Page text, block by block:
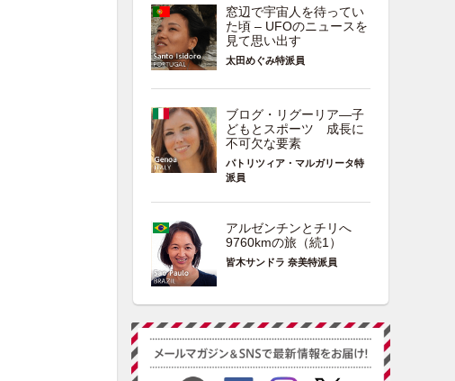
窓辺で宇宙人を待ってい
た頃 – UFOのニュースを
見て思い出す
太田めぐみ特派員
ブログ・リグーリア―子
どもとスポーツ 成長に
不可欠な要素
パトリツィア・マルガリータ特
派員
アルゼンチンとチリへ
9760kmの旅（続1）
皆木サンドラ 奈美特派員